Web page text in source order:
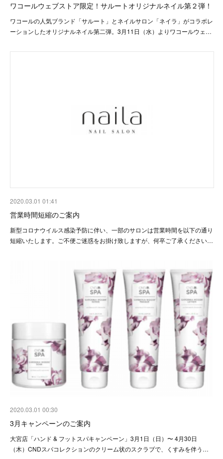
ワコールウェブストア限定！サルートオリジナルネイル第２弾！
ワコールの人気ブランド「サルート」とネイルサロン「ネイラ」がコラボレ
ーションしたオリジナルネイル第二弾。3月11日（水）よりワコールウェ…
2020.03.01 01:41
営業時間短縮のご案内
新型コロナウイルス感染予防に伴い、一部のサロンは営業時間を以下の通り
短縮いたします。ご不便ご迷惑をお掛け致しますが、何卒ご了承ください…
2020.03.01 00:30
3月キャンペーンのご案内
大宮店「ハンド & フットスパキャンペーン」3月1日（日）〜 4月30日
（木）CNDスパコレクションのクリーム状のスクラブで、くすみを伴う…